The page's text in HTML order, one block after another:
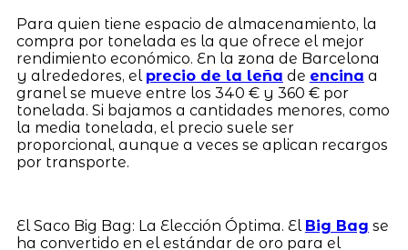
Para quien tiene espacio de almacenamiento, la
compra por tonelada es la que ofrece el mejor
rendimiento económico. En la zona de Barcelona
y alrededores, el precio de la leña de encina a
granel se mueve entre los 340 € y 360 € por
tonelada. Si bajamos a cantidades menores, como
la media tonelada, el precio suele ser
proporcional, aunque a veces se aplican recargos
por transporte.
El Saco Big Bag: La Elección Óptima. El Big Bag se
ha convertido en el estándar de oro para el